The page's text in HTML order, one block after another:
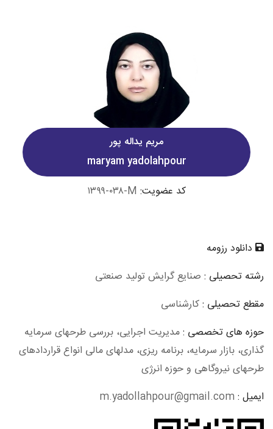
مریم یداله پور
maryam yadolahpour
کد عضویت:۱۳۹۹-۰۳۸-M
دانلود رزومه
رشته تحصیلی :صنایع گرایش تولید صنعتی
مقطع تحصیلی :کارشناسی
حوزه های تخصصی :مدیریت اجرایی، بررسی طرحهای سرمایه
گذاری، بازار سرمایه، برنامه ریزی، مدلهای مالی انواع قراردادهای
طرحهای نیروگاهی و حوزه انرژی
ایمیل :m.yadollahpour@gmail.com